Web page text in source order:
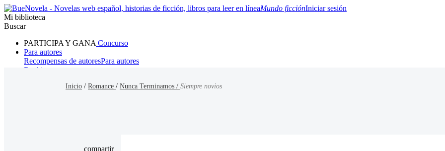
Mundo ficciónIniciar sesión
Mi biblioteca
Buscar
PARTICIPA Y GANA Concurso
Para autores
Recompensas de autoresPara autores
Ranking
Inicio / Romance / Nunca Terminamos / Siempre novios
compartir